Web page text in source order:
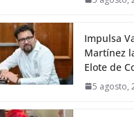
Impulsa
Martínez
Elote de
5 agosto,